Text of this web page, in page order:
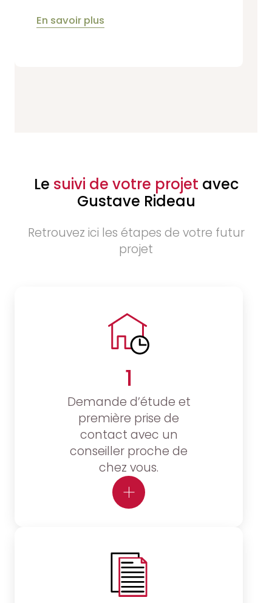
En savoir plus
Le suivi de votre projet avec
Gustave Rideau
Retrouvez ici les étapes de votre futur
projet
1
Demande d’étude et
première prise de
contact avec un
conseiller proche de
chez vous.